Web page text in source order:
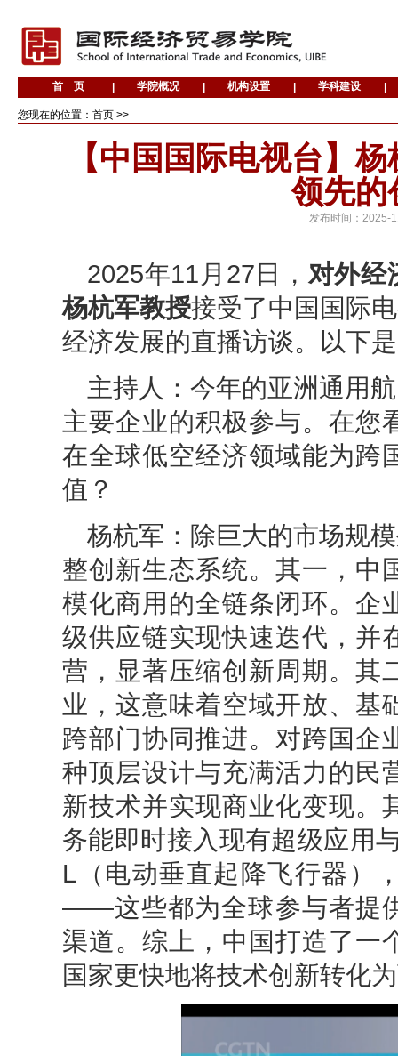
您现在的位置：首页 >>
【中国国际电视台】
领先的
发布时间： 2025-
2025年11 月 27日 ， 对外经
杨杭军教授接受了中国国际
经济发展的直播访谈。以下
主持人 ：今年的亚洲通用
主要企业的积极参与。在您
在全球低空经济领域能为跨
值？
杨杭军 ： 除巨大的市场规
整创新生态系统。其一，中
模化商用的全链条闭环。企
级供应链实现快速迭代，并
营，显著压缩创新周期。其
业，这意味着空域开放、基
跨部门协同推进。对跨国企
种顶层设计与充满活力的民
新技术并实现商业化变现。
务能即时接入现有超级应用
L（电动垂直起降飞行器）
——这些都为全球参与者提
渠道。综上，中国打造了一
国家更快地将技术创新转化